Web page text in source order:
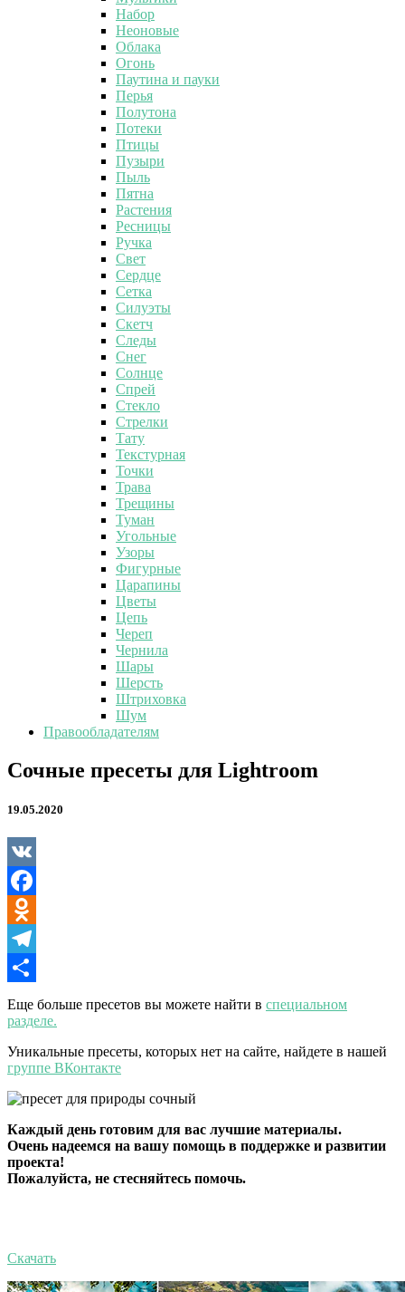
Набор
Неоновые
Облака
Огонь
Паутина и пауки
Перья
Полутона
Потеки
Птицы
Пузыри
Пыль
Пятна
Растения
Ресницы
Ручка
Свет
Сердце
Сетка
Силуэты
Скетч
Следы
Снег
Солнце
Спрей
Стекло
Стрелки
Тату
Текстурная
Точки
Трава
Трещины
Туман
Угольные
Узоры
Фигурные
Царапины
Цветы
Цепь
Череп
Чернила
Шары
Шерсть
Штриховка
Шум
Правообладателям
Сочные
пресеты
Lightroom
Сочные пресеты для Lightroom
19.05.2020
VK
Facebook
Odnoklassniki
Telegram
Отправить
Еще больше пресетов вы можете найти в специальном
разделе.
Уникальные пресеты, которых нет на сайте, найдете в нашей
группе ВКонтакте
Каждый день готовим для вас лучшие материалы.
Очень надеемся на вашу помощь в поддержке и развитии
проекта!
Пожалуйста, не стесняйтесь помочь.
Скачать